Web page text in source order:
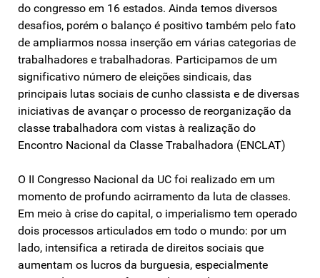
do congresso em 16 estados. Ainda temos diversos
desafios, porém o balanço é positivo também pelo fato
de ampliarmos nossa inserção em várias categorias de
trabalhadores e trabalhadoras. Participamos de um
significativo número de eleições sindicais, das
principais lutas sociais de cunho classista e de diversas
iniciativas de avançar o processo de reorganização da
classe trabalhadora com vistas à realização do
Encontro Nacional da Classe Trabalhadora (ENCLAT)
O II Congresso Nacional da UC foi realizado em um
momento de profundo acirramento da luta de classes.
Em meio à crise do capital, o imperialismo tem operado
dois processos articulados em todo o mundo: por um
lado, intensifica a retirada de direitos sociais que
aumentam os lucros da burguesia, especialmente